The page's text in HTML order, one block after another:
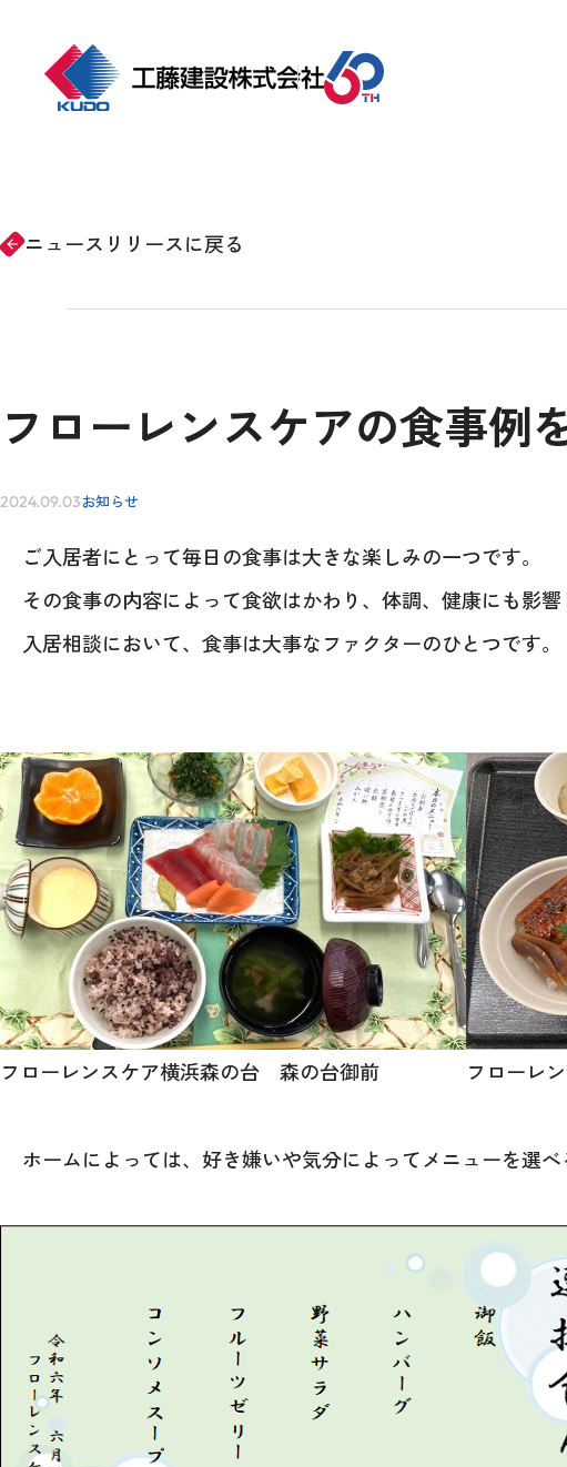
CSRの取り組み
IR情報
arrow_forward ニュースリリースに戻る
フローレンスケアの食事例
2024.09.03お知らせ
ご入居者にとって毎日の食事は大きな楽しみの一つです。
その食事の内容によって食欲はかわり、体調、健康にも影響
入居相談において、食事は大事なファクターのひとつです。
フローレンスケア横浜森の台 森の台御前 フローレ
ホームによっては、好き嫌いや気分によってメニューを選